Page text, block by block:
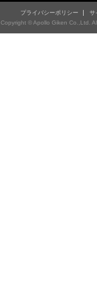
プライバシーポリシー
サ
Copyright © Apollo Giken Co.,Ltd.